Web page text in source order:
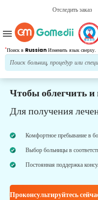
Отследить заказ
*Поиск в Russian Изменить язык сверху.
menu
Чтобы облегчить и
Для получения
Комфортное пребывание в
Выбор больницы в
Постоянная поддержка
Проконсультируйтесь